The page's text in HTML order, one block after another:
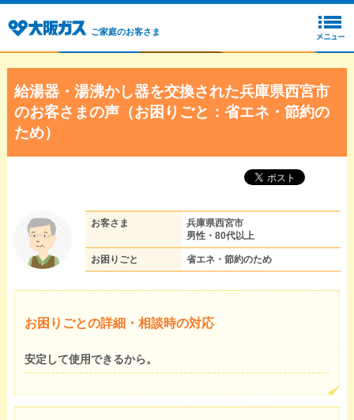
ご家庭のお客さま
給湯器・湯沸かし器を交換された兵庫県西宮市
のお客さまの声（お困りごと：省エネ・節約の
ため）
お客さま
兵庫県西宮市
男性・80代以上
お困りごと 省エネ・節約のため
お困りごとの詳細・相談時の対応
安定して使用できるから。